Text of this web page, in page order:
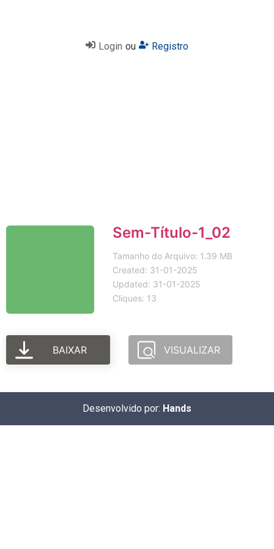
Login ou Registro
Sem-Título-1_02
Tamanho do Arquivo: 1.39 MB
Created: 31-01-2025
Updated: 31-01-2025
Cliques: 13
BAIXAR VISUALIZAR
Desenvolvido por: Hands